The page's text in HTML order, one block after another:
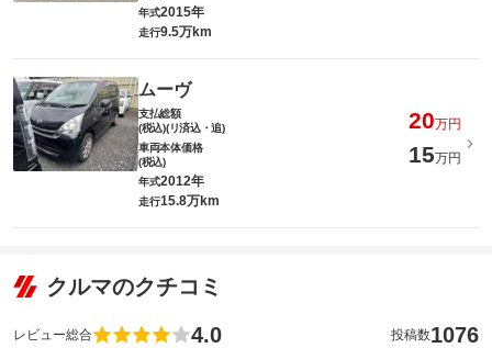
年式2015年
走行9.5万km
ムーヴ
支払総額
(税込)(リ済込・追)
20万円
車両本体価格
(税込)
15万円
年式2012年
走行15.8万km
クルマのクチコミ
レビュー総合 4.0 投稿数1076